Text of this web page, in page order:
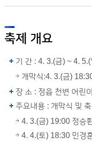
축제 개요
기 간 : 4. 3.(금) ~ 4.
개막식:4. 3.(금)
장 소 : 정읍 천변 어린
주요내용 : 개막식 및
4. 3.(금) 19:00 정승
4. 4.(토) 18:30 민경